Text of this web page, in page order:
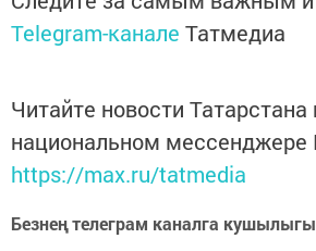
Telegram-канале Татмедиа
Читайте новости Татарстана
национальном мессенджере
https://max.ru/tatmedia
Безнең телеграм каналга